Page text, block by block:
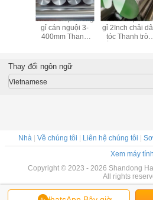
gỉ
Thanh thép không
gỉ cán nguội 3-
400mm Thanh
Thanh thép
gỉ 2Inch chải
tóc Thanh tròn
Thay đổi ngôn ngữ
Vietnamese
Nhà| Về chúng tôi | Liên hệ chúng tôi |
Xem máy tính
Copyright © 2023 - 2026 Shandong
All rights